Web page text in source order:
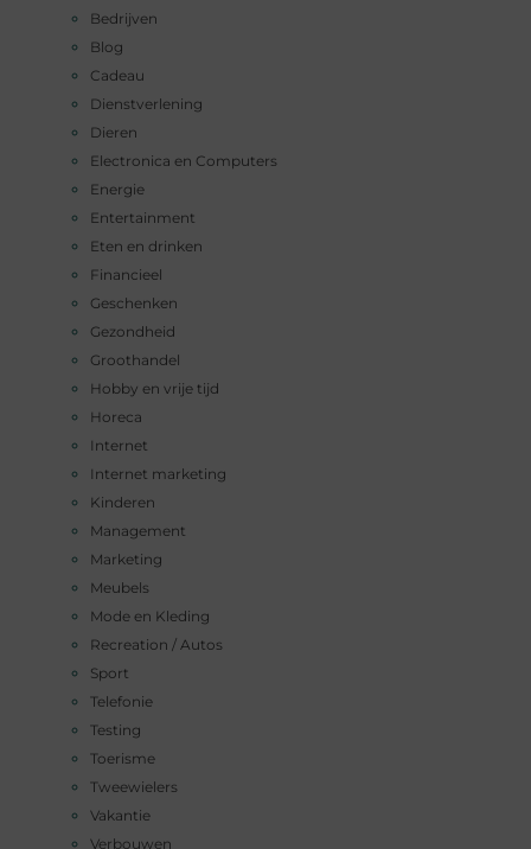
Bedrijven
Blog
Cadeau
Dienstverlening
Dieren
Electronica en Computers
Energie
Entertainment
Eten en drinken
Financieel
Geschenken
Gezondheid
Groothandel
Hobby en vrije tijd
Horeca
Internet
Internet marketing
Kinderen
Management
Marketing
Meubels
Mode en Kleding
Recreation / Autos
Sport
Telefonie
Testing
Toerisme
Tweewielers
Vakantie
Verbouwen